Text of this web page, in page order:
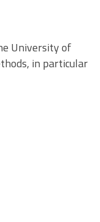
University of
in particular